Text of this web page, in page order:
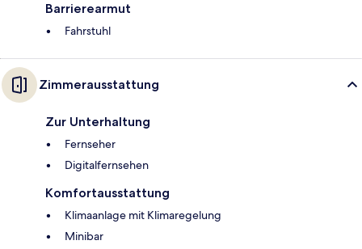
Barrierearmut
Fahrstuhl
Zimmerausstattung
Zur Unterhaltung
Fernseher
Digitalfernsehen
Komfortausstattung
Klimaanlage mit Klimaregelung
Minibar